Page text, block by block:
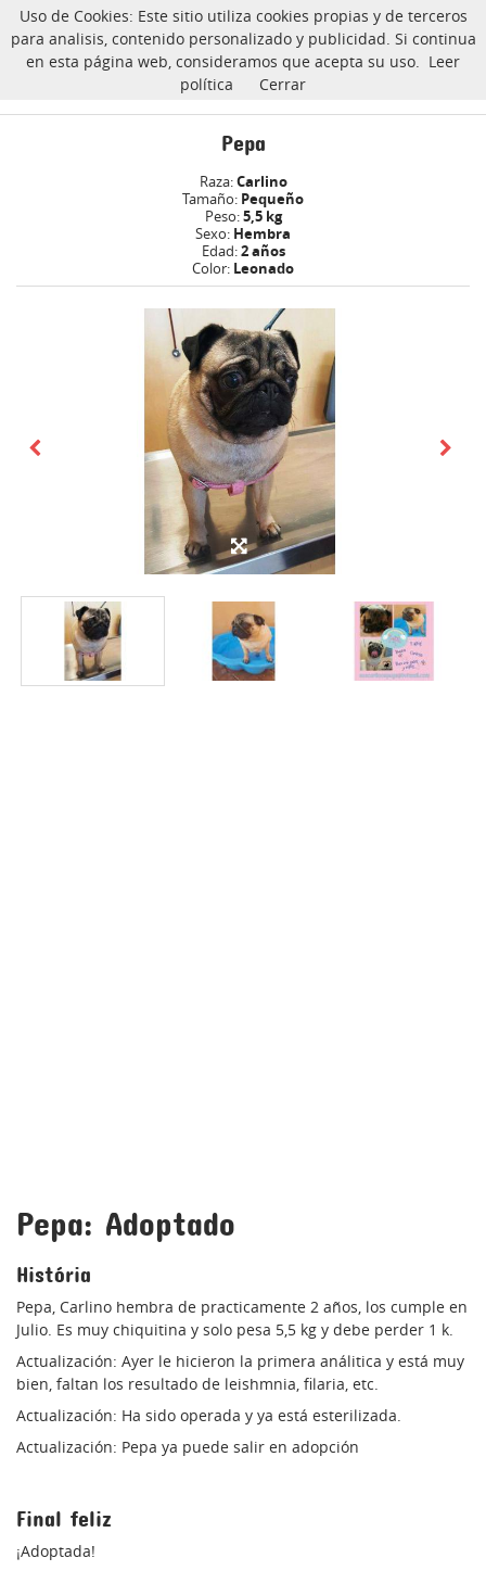
CarlinoSOS
Pepa carlino Adoptado
Pepa
Raza:Carlino
Tamaño: Pequeño
Peso:5,5 kg
Sexo: Hembra
Edad:2 años
Color: Leonado
Pepa: Adoptado
História
Pepa, Carlino hembra de practicamente 2 años, los cumple en
Julio. Es muy chiquitina y solo pesa 5,5 kg y debe perder 1 k.
Actualización: Ayer le hicieron la primera análitica y está muy
bien, faltan los resultado de leishmnia, filaria, etc.
Actualización: Ha sido operada y ya está esterilizada.
Actualización: Pepa ya puede salir en adopción
Final feliz
¡Adoptada!
Uso de Cookies: Este sitio utiliza cookies propias y de terceros
para analisis, contenido personalizado y publicidad. Si continua
en esta página web, consideramos que acepta su uso. Leer
política
Cerrar